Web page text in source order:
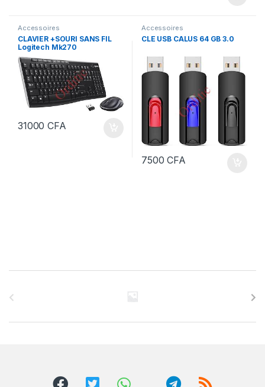
Accessoires
CLAVIER +SOURI SANS FIL
Logitech Mk270
31000CFA
Accessoires
CLE USB CALUS 64 GB 3.0
7500CFA